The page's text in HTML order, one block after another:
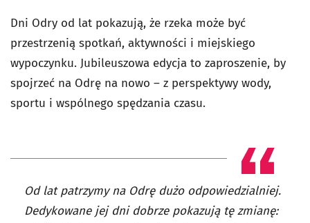
Dni Odry od lat pokazują, że rzeka może być
przestrzenią spotkań, aktywności i miejskiego
wypoczynku. Jubileuszowa edycja to zaproszenie, by
spojrzeć na Odrę na nowo – z perspektywy wody,
sportu i wspólnego spędzania czasu.
Od lat patrzymy na Odrę dużo odpowiedzialniej.
Dedykowane jej dni dobrze pokazują tę zmianę: